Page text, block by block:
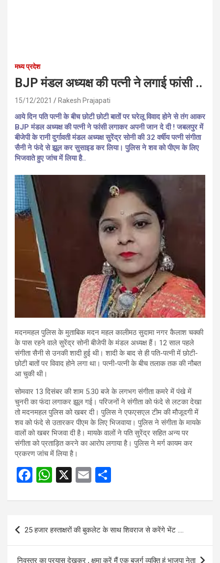
मध्य प्रदेश
BJP मंडल अध्यक्ष की पत्नी ने लगाई फांसी ..
15/12/2021 Rakesh Prajapati
आये दिन पति पत्नी के बीच छोटी छोटी बातों पर घरेलू विवाद होने से तंग आकर
BJP मंडल अध्यक्ष की पत्नी ने फांसी लगाकर अपनी जान दे दी ! जबलपुर में
बीजेपी के रानी दुर्गावती मंडल अध्यक्ष सुरेंद्र सोनी की 32 वर्षीय पत्नी संगीता
सैनी ने फंदे से झूल कर सुसाइड कर लिया। पुलिस ने शव को पीएम के लिए
भिजवाते हुए जांच में लिया है..
मदनमहल पुलिस के मुताबिक मदन महल कालीमठ सुदामा नगर कैलाश चक्की
के पास रहने वाले सुरेंद्र सोनी बीजेपी के मंडल अध्यक्ष हैं। 12 साल पहले
संगीता सैनी से उनकी शादी हुई थी। शादी के बाद से ही पति-पत्नी में छोटी-
छोटी बातों पर विवाद होने लगा था। पत्नी-पत्नी के बीच तलाक तक की नौबत
आ चुकी थी।
सोमवार 13 दिसंबर की शाम 5.30 बजे के लगभग संगीता कमरे में पंखे में
चुनरी का फंदा लगाकर झूल गई। परिजनों ने संगीता को फंदे से लटका देखा
तो मदनमहल पुलिस को खबर दी। पुलिस ने एफएसएल टीम की मौजूदगी में
शव को फंदे से उतारकर पीएम के लिए भिजवाया। पुलिस ने संगीता के मायके
वालों को खबर भिजवा दी है। मायके वालों ने पति सुरेंद्र सहित अन्य पर
संगीता को प्रताड़ित करने का आरोप लगाया है। पुलिस ने मर्ग कायम कर
प्रकरण जांच में लिया है।
F
ce
o
o
W
at
A
p
X
E
ail ar
Post
navigation
25 हजार हस्ताक्षरों की बुकलेट के साथ शिवराज से करेंगे भेंट ….
निवस्त्र का प्रयास देखकर , क्षमा करें मैं एक बुजुर्ग व्यक्ति हूं भाजपा नेता